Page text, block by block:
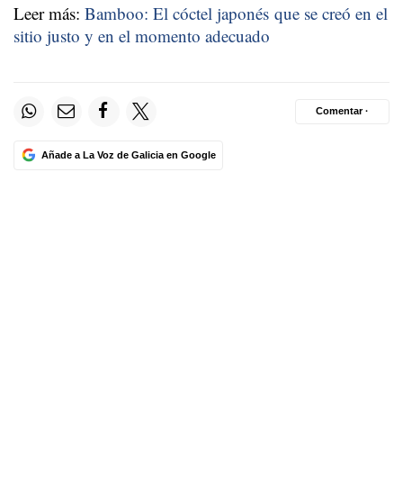
Leer más: Bamboo: El cóctel japonés que se creó en el
sitio justo y en el momento adecuado
Añade a La Voz de Galicia en Google
Comentar ·